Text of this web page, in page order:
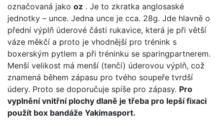
označovaná jako oz . Je to zkratka anglosaské
jednotky – unce. Jedna unce je cca. 28g. Jde hlavně o
přední výplň úderové části rukavice, která je při větší
váze měkčí a proto je vhodnější pro trénink s
boxerským pytlem a při tréninku se sparingpartnerem.
Menší velikost má menší (tenčí) úderovou výplň, což
znamená během zápasu pro tvého soupeře tvrdší
údery. Proto se doporučuje spíše pro zápasy. Pro
vyplnění vnitřní plochy dlaně je třeba pro lepší fixaci
použít box bandáže Yakimasport.